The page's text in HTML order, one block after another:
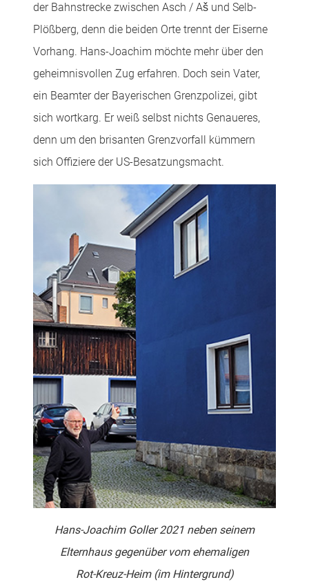
der Bahnstrecke zwischen Asch / Aš und Selb-
Plößberg, denn die beiden Orte trennt der Eiserne
Vorhang. Hans-Joachim möchte mehr über den
geheimnisvollen Zug erfahren. Doch sein Vater,
ein Beamter der Bayerischen Grenzpolizei, gibt
sich wortkarg. Er weiß selbst nichts Genaueres,
denn um den brisanten Grenzvorfall kümmern
sich Offiziere der US-Besatzungsmacht.
Hans-Joachim Goller 2021 neben seinem
Elternhaus gegenüber vom ehemaligen
Rot-Kreuz-Heim (im Hintergrund)